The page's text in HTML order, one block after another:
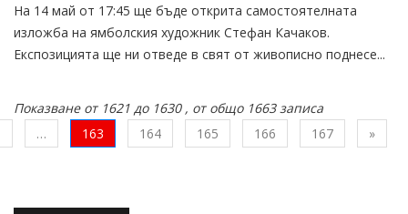
На 14 май от 17:45 ще бъде открита самостоятелната
изложба на ямболския художник Стефан Качаков.
Експозицията ще ни отведе в свят от живописно поднесе...
Показване от 1621 до 1630 , от общо 1663 записа
… 163 164 165 166 167 »